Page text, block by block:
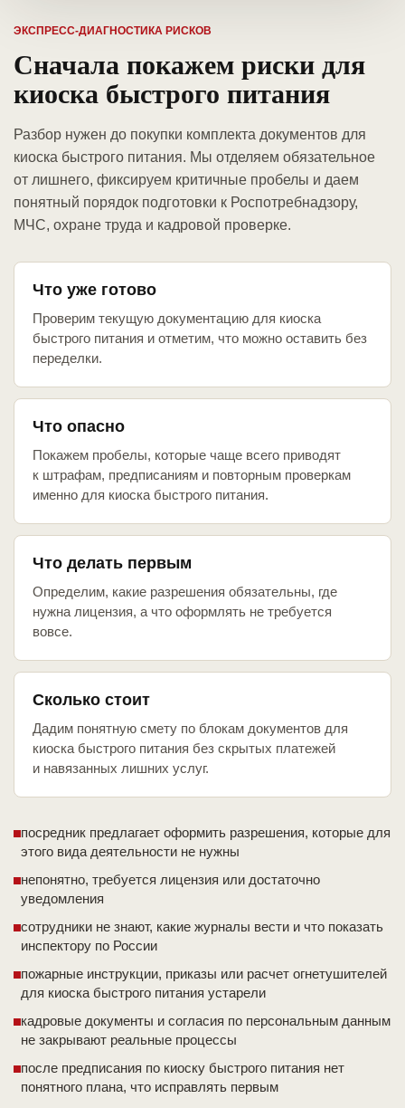
ЭКСПРЕСС-ДИАГНОСТИКА РИСКОВ
Сначала покажем риски для
киоска быстрого питания
Разбор нужен до покупки комплекта документов для
киоска быстрого питания. Мы отделяем обязательное
от лишнего, фиксируем критичные пробелы и даем
понятный порядок подготовки к Роспотребнадзору,
МЧС, охране труда и кадровой проверке.
Что уже готово
Проверим текущую документацию для киоска
быстрого питания и отметим, что можно оставить без
переделки.
Что опасно
Покажем пробелы, которые чаще всего приводят
к штрафам, предписаниям и повторным проверкам
именно для киоска быстрого питания.
Что делать первым
Определим, какие разрешения обязательны, где
нужна лицензия, а что оформлять не требуется
вовсе.
Сколько стоит
Дадим понятную смету по блокам документов для
киоска быстрого питания без скрытых платежей
и навязанных лишних услуг.
посредник предлагает оформить разрешения, которые для
этого вида деятельности не нужны
непонятно, требуется лицензия или достаточно
уведомления
сотрудники не знают, какие журналы вести и что показать
инспектору по России
пожарные инструкции, приказы или расчет огнетушителей
для киоска быстрого питания устарели
кадровые документы и согласия по персональным данным
не закрывают реальные процессы
после предписания по киоску быстрого питания нет
понятного плана, что исправлять первым